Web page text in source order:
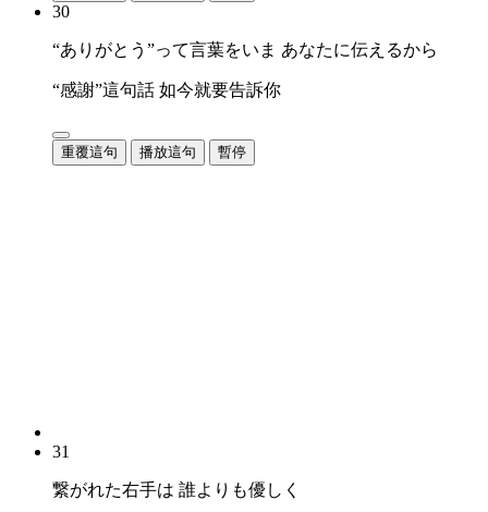
30
“ありがとう”って言葉をいま あなたに伝えるから
“感謝”這句話 如今就要告訴你
重覆這句 播放這句 暫停
31
繋がれた右手は 誰よりも優しく